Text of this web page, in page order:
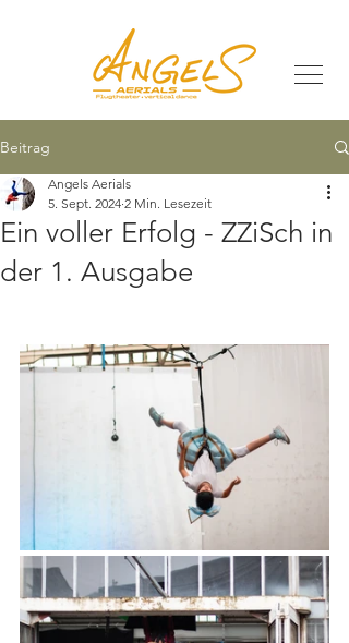
Beitrag
Ein voller Erfolg - ZZiSch in
der 1. Ausgabe
Angels Aerials
5. Sept. 2024 2 Min. Lesezeit